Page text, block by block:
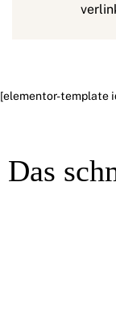
[elementor-template
Das